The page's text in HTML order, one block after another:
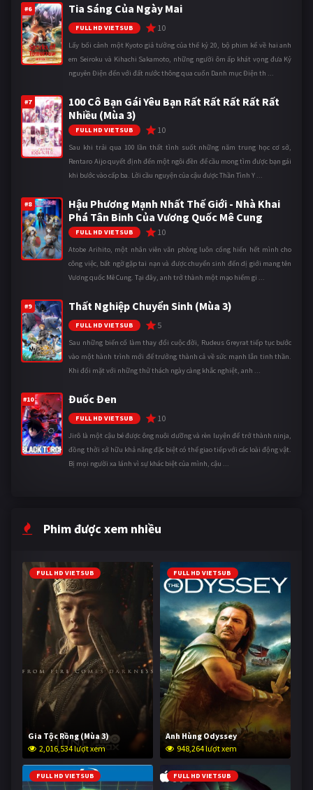
#6 Tia Sáng Của Ngày Mai
FULL HD VIETSUB 10
Lấy bối cảnh một Kyoto giả tưởng của thế kỷ 20, bộ phim kể về hai anh
em Seiroku và Kihachi Sakamoto, những người ôm ấp khát vọng đưa Kỷ
nguyên Điện đến với đất nước thông qua cuốn Danh mục Điện th ...
#7
100 Cô Bạn Gái Yêu Bạn Rất Rất Rất Rất Rất
Nhiều (Mùa 3)
FULL HD VIETSUB 10
Sau khi trải qua 100 lần thất tình suốt những năm trung học cơ sở,
Rentaro Aijo quyết định đến một ngôi đền để cầu mong tìm được bạn gái
khi bước vào cấp ba. Lời cầu nguyện của cậu được Thần Tình Y ...
#8
Hậu Phương Mạnh Nhất Thế Giới - Nhà Khai
Phá Tân Binh Của Vương Quốc Mê Cung
FULL HD VIETSUB 10
Atobe Arihito, một nhân viên văn phòng luôn cống hiến hết mình cho
công việc, bất ngờ gặp tai nạn và được chuyển sinh đến dị giới mang tên
Vương quốc Mê Cung. Tại đây, anh trở thành một mạo hiểm gi ...
#9 Thất Nghiệp Chuyển Sinh (Mùa 3)
FULL HD VIETSUB 5
Sau những biến cố làm thay đổi cuộc đời, Rudeus Greyrat tiếp tục bước
vào một hành trình mới để trưởng thành cả về sức mạnh lẫn tinh thần.
Khi đối mặt với những thử thách ngày càng khắc nghiệt, anh ...
#10 Đuốc Đen
FULL HD VIETSUB 10
Jirô là một cậu bé được ông nuôi dưỡng và rèn luyện để trở thành ninja,
đồng thời sở hữu khả năng đặc biệt có thể giao tiếp với các loài động vật.
Bị mọi người xa lánh vì sự khác biệt của mình, cậu ...
Phim được xem nhiều
FULL HD VIETSUB
Gia Tộc Rồng (Mùa 3)
2,016,534 lượt xem
FULL HD VIETSUB
Anh Hùng Odyssey
948,264 lượt xem
FULL HD VIETSUB FULL HD VIETSUB